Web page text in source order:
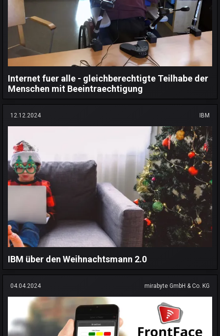
Internet fuer alle - gleichberechtigte Teilhabe der
Menschen mit Beeintraechtigung
12.12.2024 IBM
IBM über den Weihnachtsmann 2.0
04.04.2024 mirabyte GmbH & Co. KG